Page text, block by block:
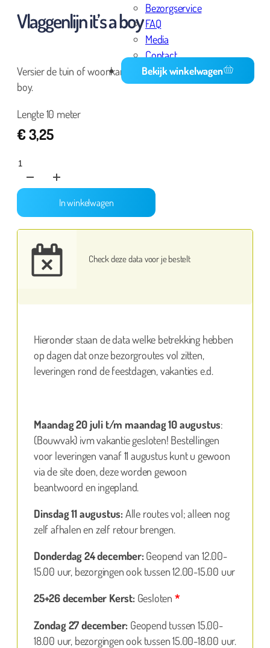
Bezorgservice
FAQ
Media
Contact
Bekijk winkelwagen
Vlaggenlijn it’s a boy
Versier de tuin of woonkamer met deze vlaggenlijn it’s a
boy.
Lengte 10 meter
€3,25
Vlaggenlijn
it's
a
boy
In winkelwagen
Check deze data voor je bestelt
Hieronder staan de data welke betrekking hebben
op dagen dat onze bezorgroutes vol zitten,
leveringen rond de feestdagen, vakanties e.d.
Maandag 20 juli t/m maandag 10 augustus:
(Bouwvak) ivm vakantie gesloten! Bestellingen
voor leveringen vanaf 11 augustus kunt u gewoon
via de site doen, deze worden gewoon
beantwoord en ingepland.
Dinsdag 11 augustus:Alle routes vol; alleen nog
zelf afhalen en zelf retour brengen.
Donderdag 24 december:Geopend van 12.00-
15.00 uur, bezorgingen ook tussen 12.00-15.00 uur
25+26 december Kerst:Gesloten *
Zondag 27 december: Geopend tussen 15.00-
18.00 uur, bezorgingen ook tussen 15.00-18.00 uur.